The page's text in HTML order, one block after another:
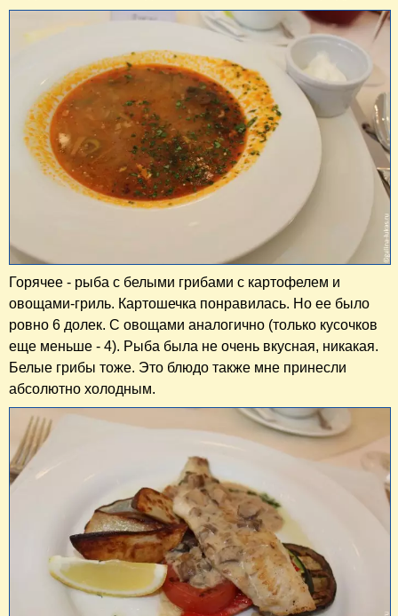
Горячее - рыба с белыми грибами с картофелем и
овощами-гриль. Картошечка понравилась. Но ее было
ровно 6 долек. С овощами аналогично (только кусочков
еще меньше - 4). Рыба была не очень вкусная, никакая.
Белые грибы тоже. Это блюдо также мне принесли
абсолютно холодным.